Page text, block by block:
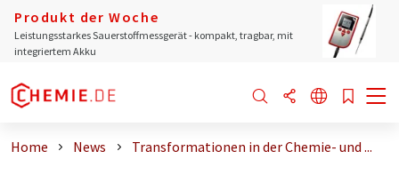
Produkt der Woche
Leistungsstarkes Sauerstoffmessgerät - kompakt, tragbar, mit
integriertem Akku
Home News Transformationen in der Chemie- und ...